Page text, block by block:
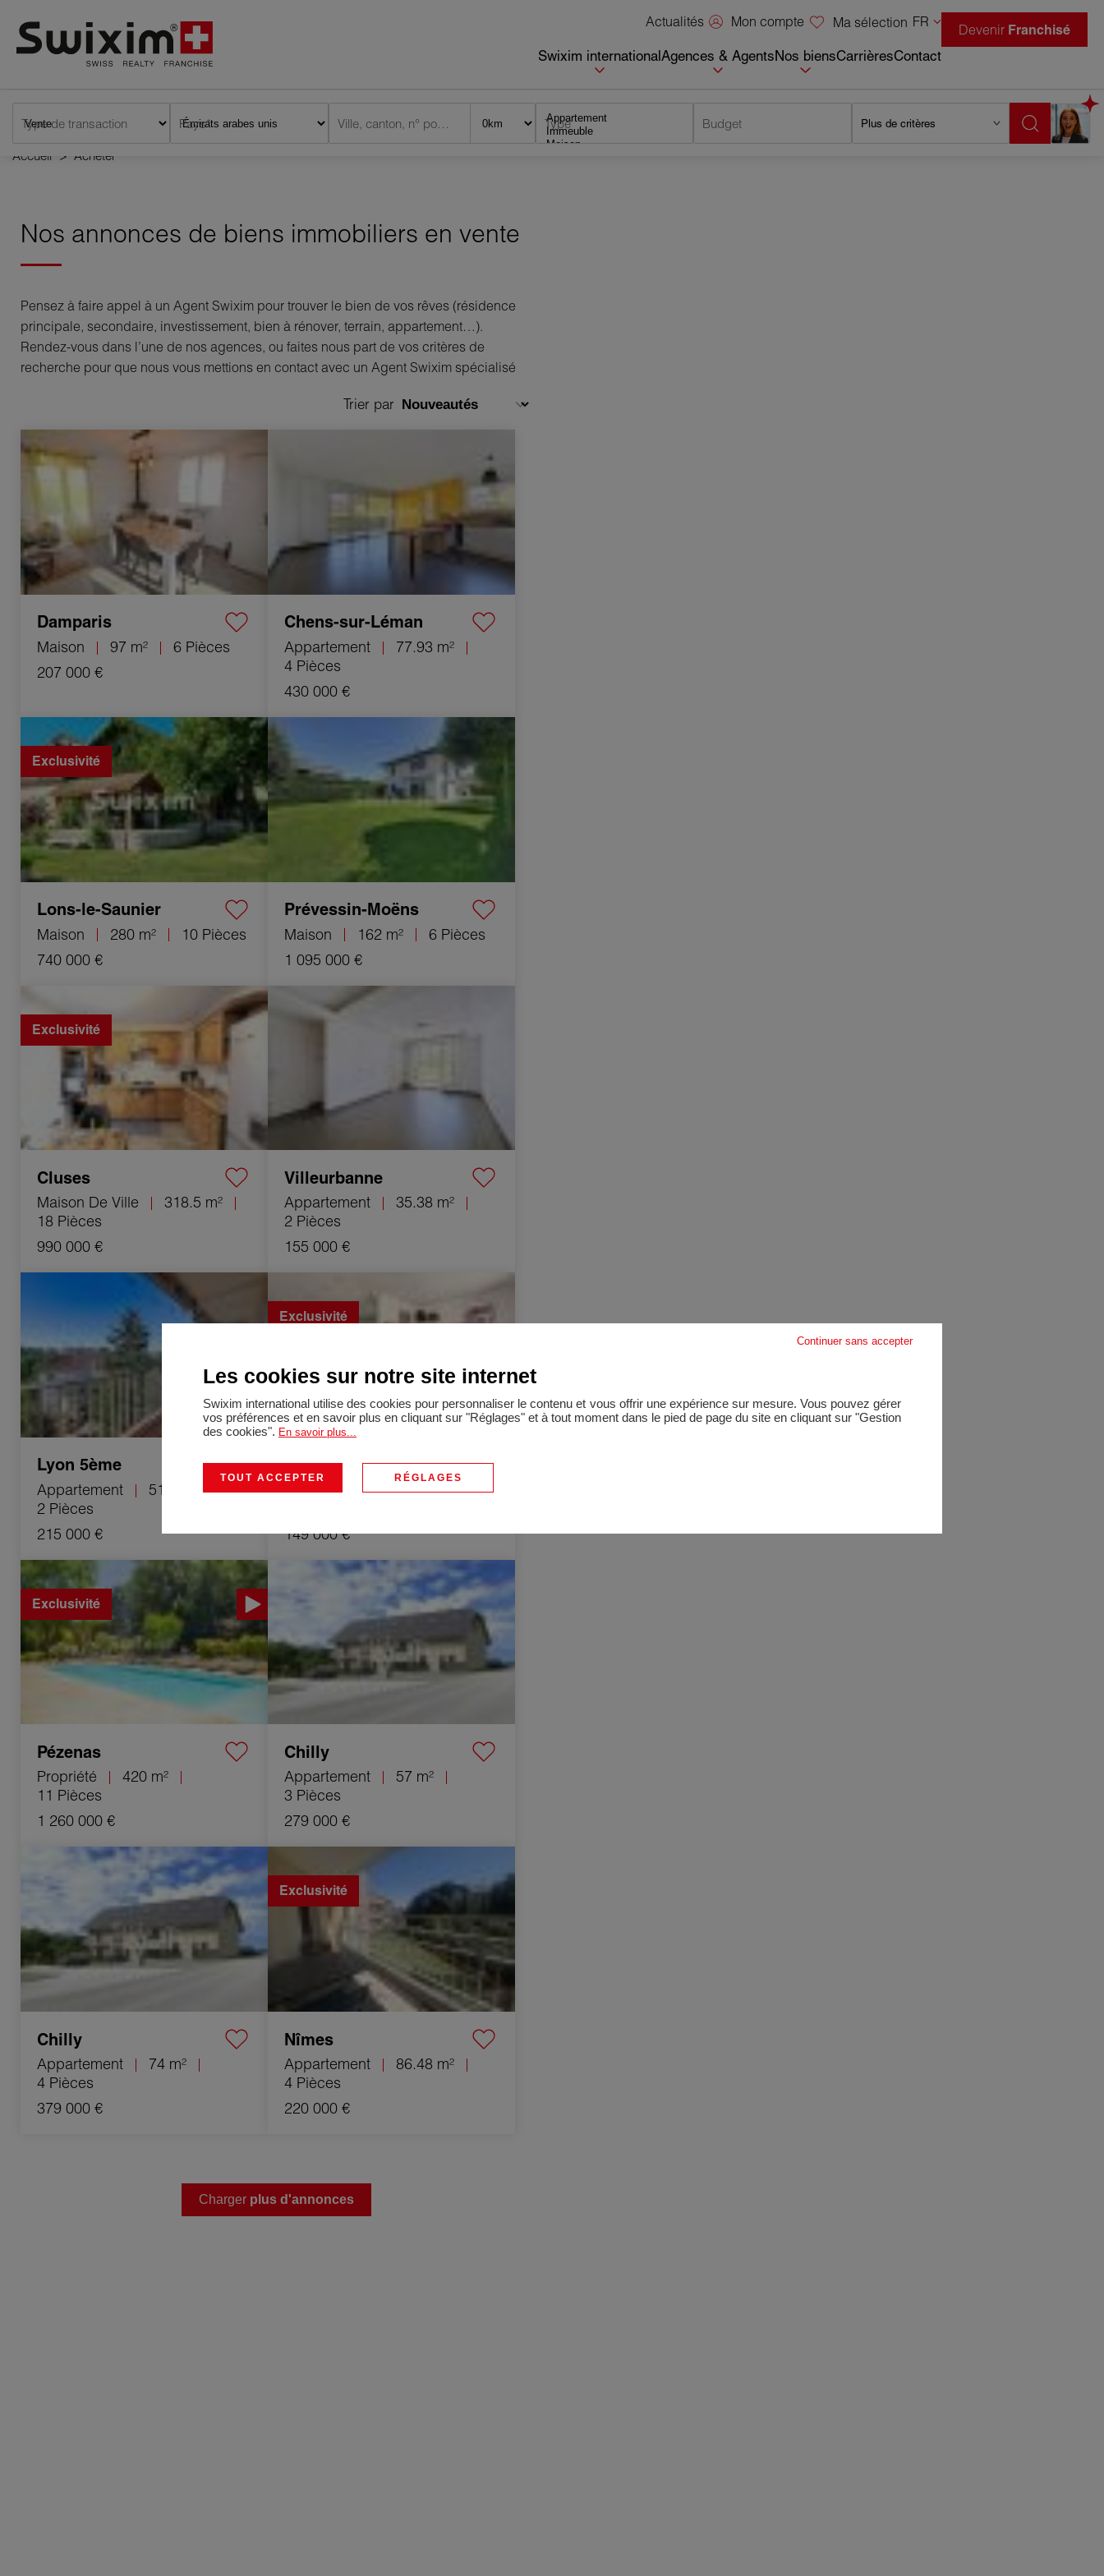
Actualités Mon compte Ma sélection FR
Swixim internationalAgences & AgentsNos biensCarrièresContact
Devenir Franchisé
Type de transaction Pays* Ville, canton, n° postal Type Budget Plus de critères
Accueil > Acheter
Nos annonces de biens immobiliers en vente
Pensez à faire appel à un Agent Swixim pour trouver le bien de vos rêves (résidence
principale, secondaire, investissement, bien à rénover, terrain, appartement…).
Rendez-vous dans l’une de nos agences, ou faites nous part de vos critères de
recherche pour que nous vous mettions en contact avec un Agent Swixim spécialisé
Trier par
Vente Maison Damparis 6 Pièces 97 m²
Damparis
Maison 97 m²
6 Pièces
207 000 €
Chens-sur-Léman
Appartement
77.93 m²
4 Pièces
430 000 €
Vente Maison Lons-le-Saunier 10 Pièces
280 m²
Exclusivité
Lons-le-Saunier
Maison 280 m²
10 Pièces
740 000 €
Vente Maison Prévessin-Moëns 6 Pièces
162 m²
Prévessin-Moëns
Maison 162 m²
6 Pièces
1 095 000 €
Vente Maison de ville Cluses 18 Pièces
318.5 m²
Exclusivité
Cluses
Maison De Ville
318.5 m²
18 Pièces
990 000 €
Vente Appartement Villeurbanne 2 Pièces
35.38 m²
Villeurbanne
Appartement
35.38 m²
2 Pièces
155 000 €
Vente Appartement Lyon 5ème 2 Pièces
Lyon 5ème
Appartement
51.8 m²
2 Pièces
215 000 €
Vente Appartement Orange 3 Pièces 74 m²
Exclusivité
Orange
Appartement
74 m²
149 000 €
Vente Propriété Pézenas 11 Pièces 420 m²
Exclusivité
Pézenas
Propriété
420 m²
11 Pièces
1 260 000 €
Vente Appartement Chilly 3 Pièces 57 m²
Chilly
Appartement
57 m²
3 Pièces
279 000 €
Vente Appartement Chilly 4 Pièces 74 m²
Chilly
Appartement
74 m²
4 Pièces
379 000 €
Vente Appartement Nîmes 4 Pièces
86.48 m²
Exclusivité
Nîmes
Appartement
86.48 m²
4 Pièces
220 000 €
Charger plus d'annonces
Continuer sans accepter
Les cookies sur notre site internet
Swixim international utilise des cookies pour personnaliser le contenu et vous offrir une expérience sur mesure. Vous pouvez gérer
vos préférences et en savoir plus en cliquant sur "Réglages" et à tout moment dans le pied de page du site en cliquant sur "Gestion
des cookies". En savoir plus...
TOUT ACCEPTER RÉGLAGES